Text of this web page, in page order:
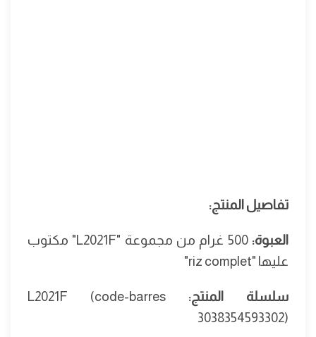
تفاصيل المنتج:
العبوة:
500 غرام من مجموعة "L2021F" مكتوب
عليها "riz complet"
سلسلة المنتج:
L2021F (code-barres
3038354593302)